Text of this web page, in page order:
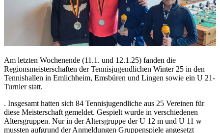
Am letzten Wochenende (11.1. und 12.1.25) fanden die
Regionsmeisterschaften der Tennisjugendlichen Winter 25 in den
Tennishallen in Emlichheim, Emsbüren und Lingen sowie ein U 21-
Turnier statt.
. Insgesamt hatten sich 84 Tennisjugendliche aus 25 Vereinen für
diese Meisterschaft gemeldet. Gespielt wurde in verschiedenen
Altersgruppen. Nur in der Altersgruppe der U 12 m und U 11 w
mussten aufgrund der Anmeldungen Gruppenspiele angesetzt